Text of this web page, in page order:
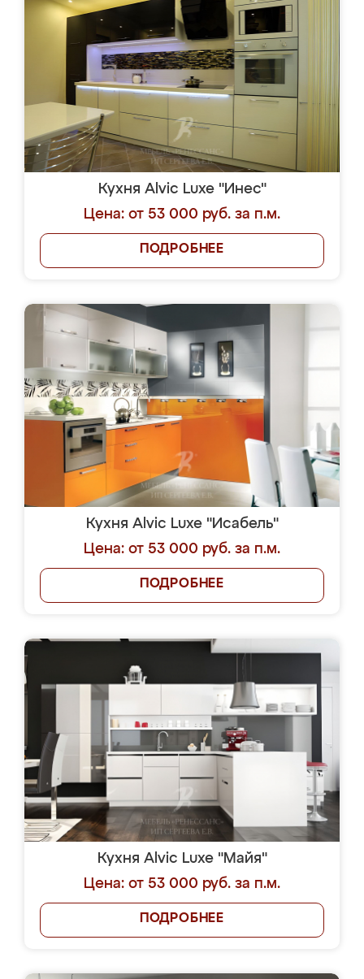
Кухня Alvic Luxe "Инес"
Цена: от 53 000 руб. за п.м.
ПОДРОБНЕЕ
Кухня Alvic Luxe "Исабель"
Цена: от 53 000 руб. за п.м.
ПОДРОБНЕЕ
Кухня Alvic Luxe "Майя"
Цена: от 53 000 руб. за п.м.
ПОДРОБНЕЕ